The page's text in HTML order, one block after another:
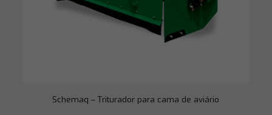
Schemaq – Triturador para cama de aviário